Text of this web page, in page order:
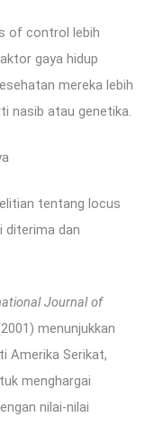
of control lebih
gaya hidup
mereka lebih
nasib atau genetika.
tentang locus
diterima dan
Journal of
menunjukkan
Amerika Serikat,
menghargai
nilai-nilai